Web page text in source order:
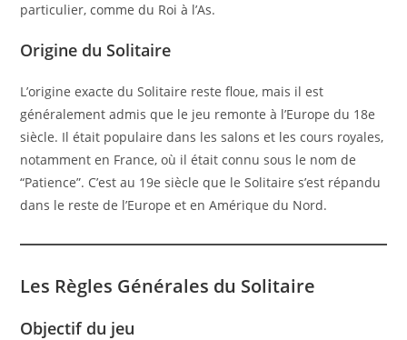
particulier, comme du Roi à l’As.
Origine du Solitaire
L’origine exacte du Solitaire reste floue, mais il est
généralement admis que le jeu remonte à l’Europe du 18e
siècle. Il était populaire dans les salons et les cours royales,
notamment en France, où il était connu sous le nom de
“Patience”. C’est au 19e siècle que le Solitaire s’est répandu
dans le reste de l’Europe et en Amérique du Nord.
Les Règles Générales du Solitaire
Objectif du jeu